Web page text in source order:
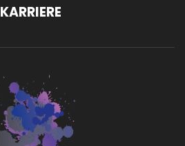
KARRIERE